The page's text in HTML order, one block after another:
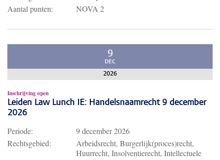
Aantal punten:
NOVA 2
9
DEC
2026
Inschrijving open
Leiden Law Lunch IE: Handelsnaamrecht 9 december
2026
Periode:
9 december 2026
Rechtsgebied:
Arbeidsrecht, Burgerlijk(proces)recht,
Huurrecht, Insolventierecht, Intellectuele